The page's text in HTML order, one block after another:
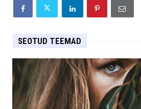
SEOTUD TEEMAD